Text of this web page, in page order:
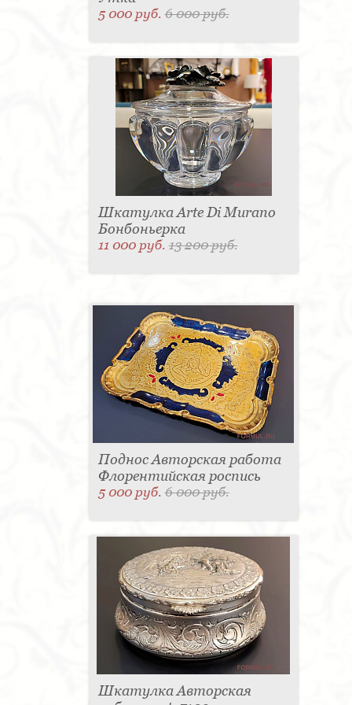
5 000 руб.6 000 руб.
Шкатулка Arte Di Murano
Бонбоньерка
11 000 руб.13 200 руб.
Поднос Авторская работа
Флорентийская роспись
5 000 руб.6 000 руб.
Шкатулка Авторская